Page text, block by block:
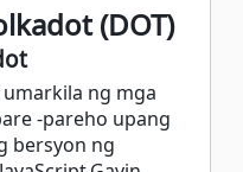
(DOT)
ng mga
-pareho upang
bersyon ng